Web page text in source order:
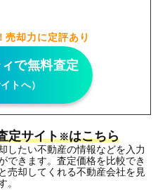
売却力に定評あり
で無料査定
トへ）
定サイト※はこちら
したい不動産の情報などを入力
できます。査定価格を比較でき
売却してくれる不動産会社を見
。